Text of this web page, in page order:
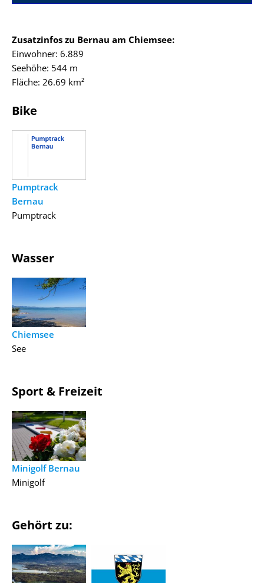
Zusatzinfos zu Bernau am Chiemsee:
Einwohner: 6.889
Seehöhe: 544 m
Fläche: 26.69 km²
Bike
Pumptrack
Bernau
Pumptrack
Wasser
Chiemsee
See
Sport & Freizeit
Minigolf Bernau
Minigolf
Gehört zu: